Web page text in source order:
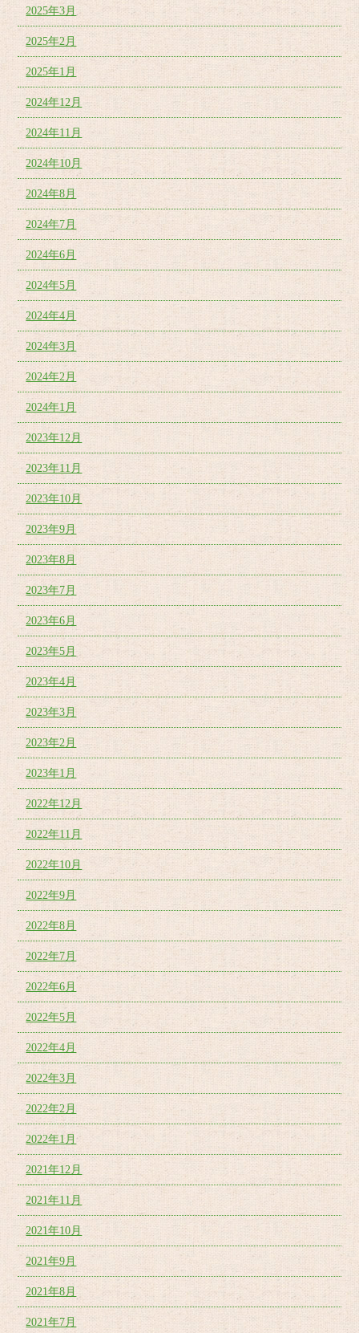
2025年3月
2025年2月
2025年1月
2024年12月
2024年11月
2024年10月
2024年8月
2024年7月
2024年6月
2024年5月
2024年4月
2024年3月
2024年2月
2024年1月
2023年12月
2023年11月
2023年10月
2023年9月
2023年8月
2023年7月
2023年6月
2023年5月
2023年4月
2023年3月
2023年2月
2023年1月
2022年12月
2022年11月
2022年10月
2022年9月
2022年8月
2022年7月
2022年6月
2022年5月
2022年4月
2022年3月
2022年2月
2022年1月
2021年12月
2021年11月
2021年10月
2021年9月
2021年8月
2021年7月